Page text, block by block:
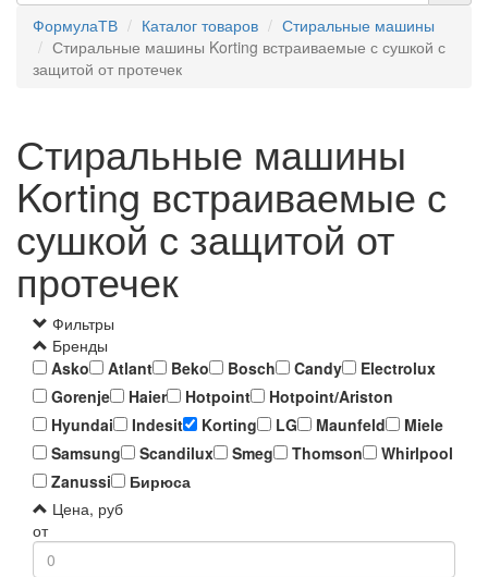
ФормулаТВ Каталог товаров
Стиральные машины
Стиральные машины Korting встраиваемые с сушкой с
защитой от протечек
Стиральные машины
Korting встраиваемые с
сушкой с защитой от
протечек
Фильтры
Бренды
Asko
Atlant Beko Bosch Candy
Electrolux
Gorenje
Haier Hotpoint
Hotpoint/Ariston
Hyundai
Indesit Korting LG Maunfeld
Miele
Samsung
Scandilux Smeg Thomson
Whirlpool
Zanussi
Бирюса
Цена, руб
от